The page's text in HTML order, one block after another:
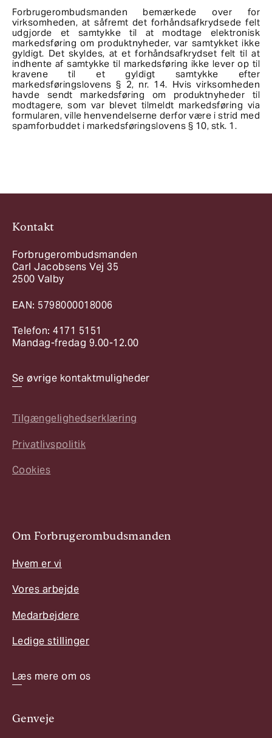
Forbrugerombudsmanden bemærkede over for
virksomheden, at såfremt det forhåndsafkrydsede felt
udgjorde et samtykke til at modtage elektronisk
markedsføring om produktnyheder, var samtykket ikke
gyldigt. Det skyldes, at et forhåndsafkrydset felt til at
indhente af samtykke til markedsføring ikke lever op til
kravene til et gyldigt samtykke efter
markedsføringslovens § 2, nr. 14. Hvis virksomheden
havde sendt markedsføring om produktnyheder til
modtagere, som var blevet tilmeldt markedsføring via
formularen, ville henvendelserne derfor være i strid med
spamforbuddet i markedsføringslovens § 10, stk. 1.
Kontakt
Forbrugerombudsmanden
Carl Jacobsens Vej 35
2500 Valby
EAN: 5798000018006
Telefon: 4171 5151
Mandag-fredag 9.00-12.00
Se øvrige kontaktmuligheder
Tilgængelighedserklæring
Privatlivspolitik
Cookies
Om Forbrugerombudsmanden
Hvem er vi
Vores arbejde
Medarbejdere
Ledige stillinger
Læs mere om os
Genveje